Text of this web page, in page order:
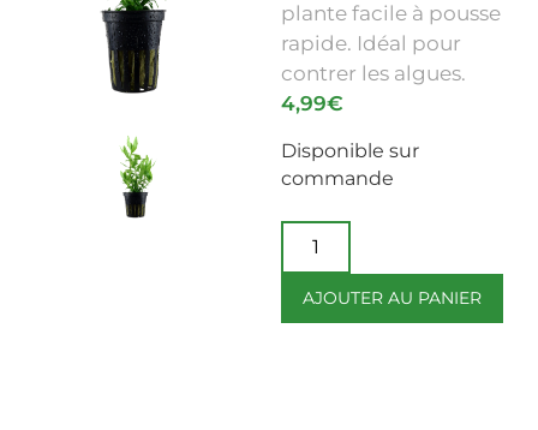
plante facile à pousse
rapide. Idéal pour
contrer les algues.
4,99€
Disponible sur
commande
AJOUTER AU PANIER